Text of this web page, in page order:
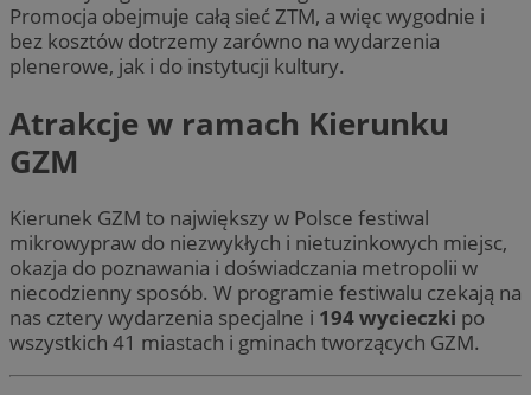
Promocja obejmuje całą sieć ZTM, a więc wygodnie i
bez kosztów dotrzemy zarówno na wydarzenia
plenerowe, jak i do instytucji kultury.
Atrakcje w ramach Kierunku
GZM
Kierunek GZM to największy w Polsce festiwal
mikrowypraw do niezwykłych i nietuzinkowych miejsc,
okazja do poznawania i doświadczania metropolii w
niecodzienny sposób. W programie festiwalu czekają na
nas cztery wydarzenia specjalne i 194 wycieczki po
wszystkich 41 miastach i gminach tworzących GZM.